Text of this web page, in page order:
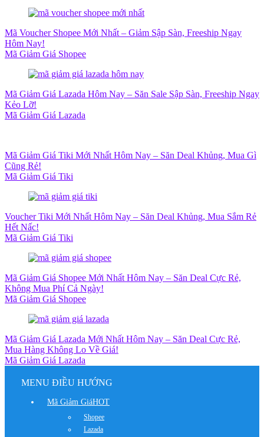
Mã Voucher Shopee Mới Nhất – Giảm Sập Sàn, Freeship Ngay
Hôm Nay!
Mã Giảm Giá Shopee
Mã Giảm Giá Lazada Hôm Nay – Săn Sale Sập Sàn, Freeship Ngay
Kẻo Lỡ!
Mã Giảm Giá Lazada
Mã Giảm Giá Tiki Mới Nhất Hôm Nay – Săn Deal Khủng, Mua Gì
Cũng Rẻ!
Mã Giảm Giá Tiki
Voucher Tiki Mới Nhất Hôm Nay – Săn Deal Khủng, Mua Sắm Rẻ
Hết Nấc!
Mã Giảm Giá Tiki
Mã Giảm Giá Shopee Mới Nhất Hôm Nay – Săn Deal Cực Rẻ,
Không Mua Phí Cả Ngày!
Mã Giảm Giá Shopee
Mã Giảm Giá Lazada Mới Nhất Hôm Nay – Săn Deal Cực Rẻ,
Mua Hàng Không Lo Về Giá!
Mã Giảm Giá Lazada
MENU ĐIỀU HƯỚNG
Mã Giảm GiáHOT
Shopee
Lazada